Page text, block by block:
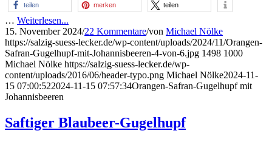
teilen merken teilen
… Weiterlesen...
15. November 2024/22 Kommentare/von Michael Nölke
https://salzig-suess-lecker.de/wp-content/uploads/2024/11/Orangen-
Safran-Gugelhupf-mit-Johannisbeeren-4-von-6.jpg 1498 1000
Michael Nölke https://salzig-suess-lecker.de/wp-
content/uploads/2016/06/header-typo.png Michael Nölke2024-11-
15 07:00:522024-11-15 07:57:34Orangen-Safran-Gugelhupf mit
Johannisbeeren
Saftiger Blaubeer-Gugelhupf